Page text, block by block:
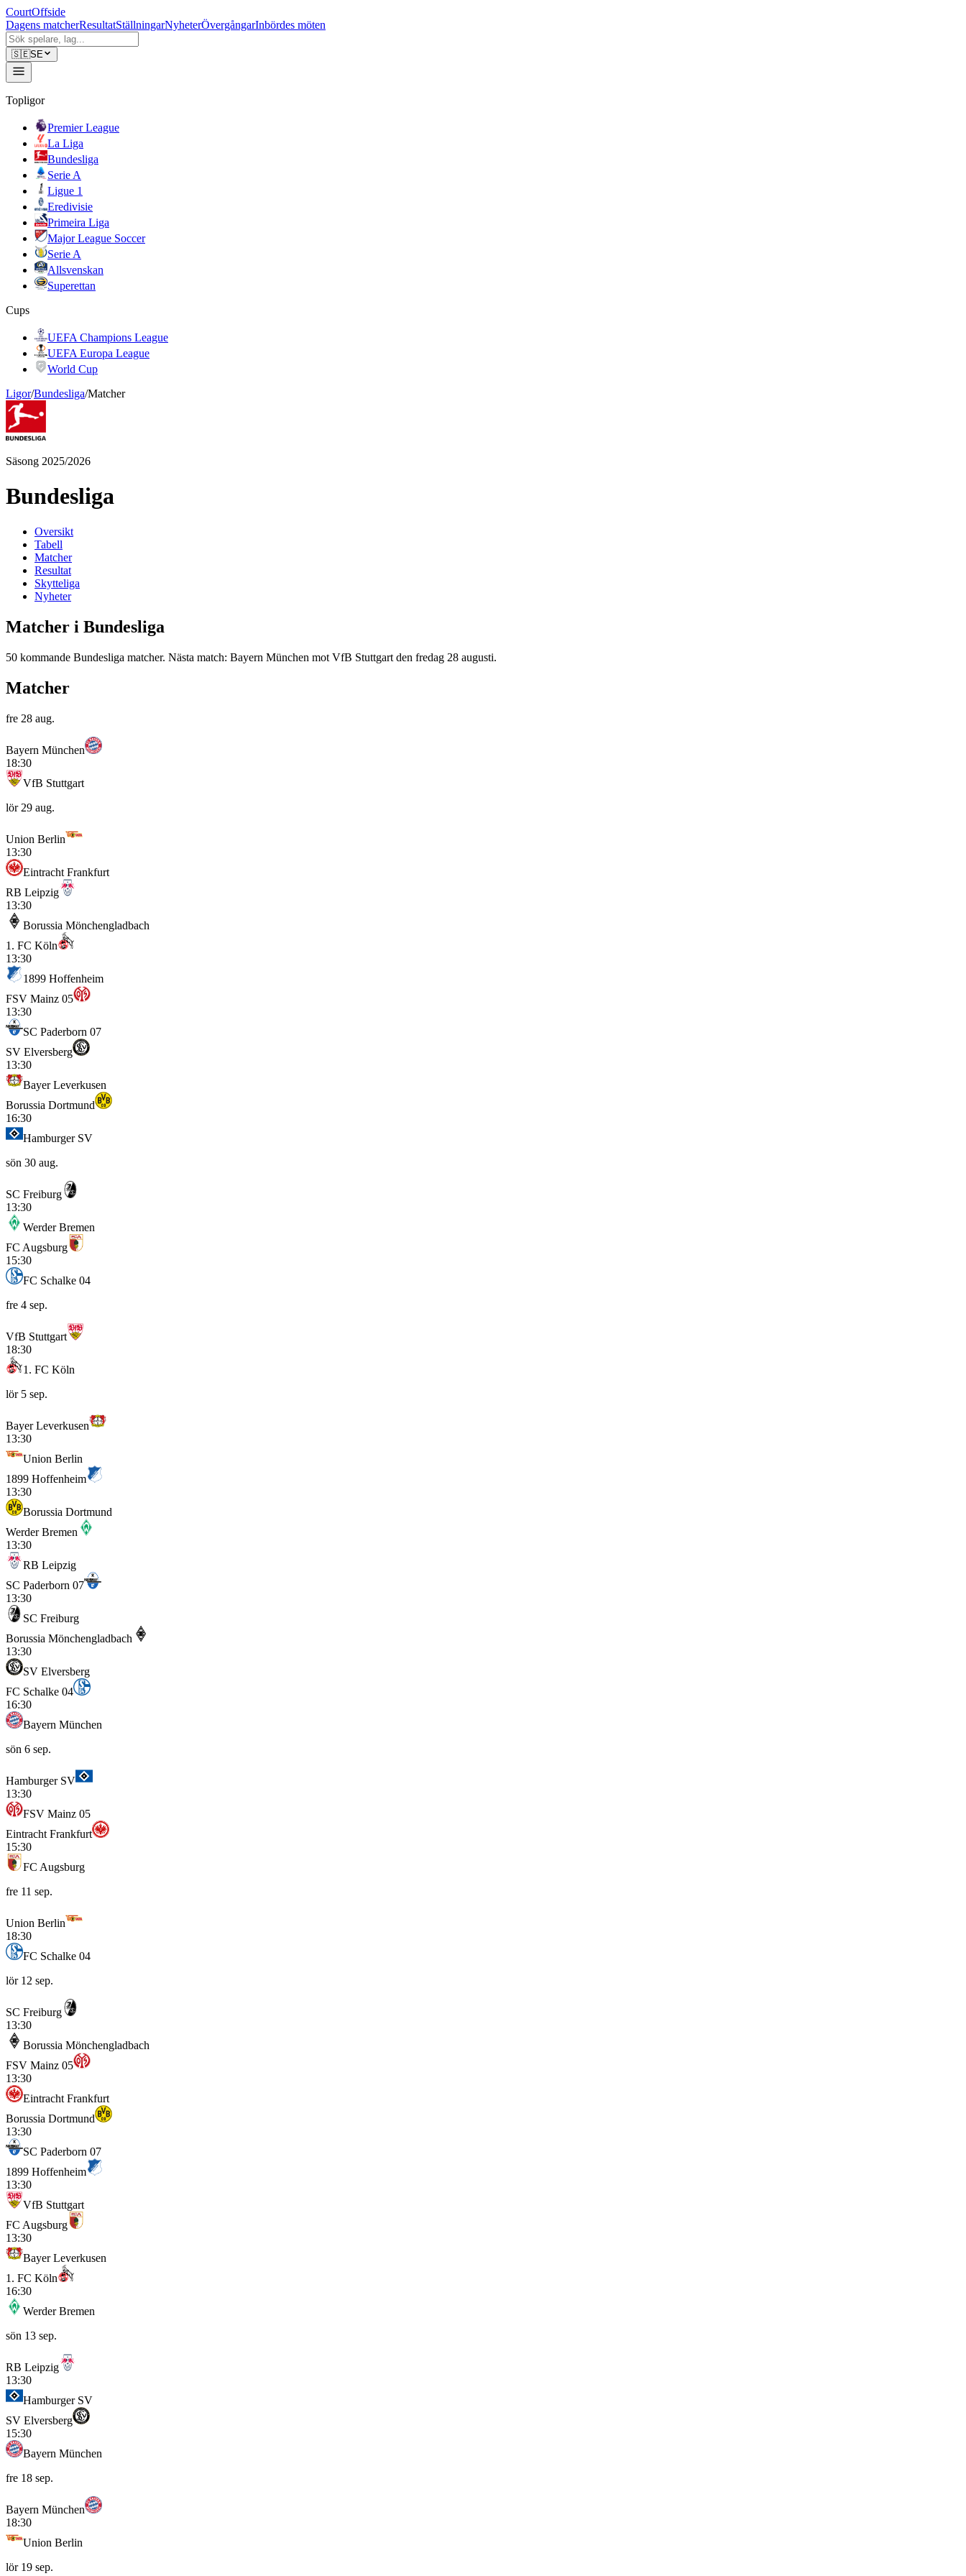
CourtOffside
Dagens matcherResultatStällningarNyheterÖvergångarInbördes möten
🇸🇪SE
Topligor
Premier League
La Liga
Bundesliga
Serie A
Ligue 1
Eredivisie
Primeira Liga
Major League Soccer
Serie A
Allsvenskan
Superettan
Cups
UEFA Champions League
UEFA Europa League
World Cup
Ligor/Bundesliga/Matcher
Säsong 2025/2026
Bundesliga
Oversikt
Tabell
Matcher
Resultat
Skytteliga
Nyheter
Matcher i Bundesliga
50 kommande Bundesliga matcher. Nästa match: Bayern München mot VfB Stuttgart den fredag 28 augusti.
Matcher
fre 28 aug.
Bayern München
18:30
VfB Stuttgart
lör 29 aug.
Union Berlin
13:30
Eintracht Frankfurt
RB Leipzig
13:30
Borussia Mönchengladbach
1. FC Köln
13:30
1899 Hoffenheim
FSV Mainz 05
13:30
SC Paderborn 07
SV Elversberg
13:30
Bayer Leverkusen
Borussia Dortmund
16:30
Hamburger SV
sön 30 aug.
SC Freiburg
13:30
Werder Bremen
FC Augsburg
15:30
FC Schalke 04
fre 4 sep.
VfB Stuttgart
18:30
1. FC Köln
lör 5 sep.
Bayer Leverkusen
13:30
Union Berlin
1899 Hoffenheim
13:30
Borussia Dortmund
Werder Bremen
13:30
RB Leipzig
SC Paderborn 07
13:30
SC Freiburg
Borussia Mönchengladbach
13:30
SV Elversberg
FC Schalke 04
16:30
Bayern München
sön 6 sep.
Hamburger SV
13:30
FSV Mainz 05
Eintracht Frankfurt
15:30
FC Augsburg
fre 11 sep.
Union Berlin
18:30
FC Schalke 04
lör 12 sep.
SC Freiburg
13:30
Borussia Mönchengladbach
FSV Mainz 05
13:30
Eintracht Frankfurt
Borussia Dortmund
13:30
SC Paderborn 07
1899 Hoffenheim
13:30
VfB Stuttgart
FC Augsburg
13:30
Bayer Leverkusen
1. FC Köln
16:30
Werder Bremen
sön 13 sep.
RB Leipzig
13:30
Hamburger SV
SV Elversberg
15:30
Bayern München
fre 18 sep.
Bayern München
18:30
Union Berlin
lör 19 sep.